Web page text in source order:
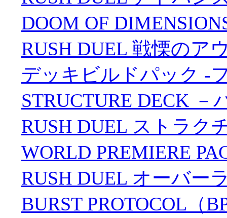
DOOM OF
RUSH DUEL 戦慄のア
デッキビルドパック -
STRUCTURE DECK
RUSH DUEL ストラク
WORLD PREMIERE
RUSH DUEL オーバー
BURST PROTOCOL（